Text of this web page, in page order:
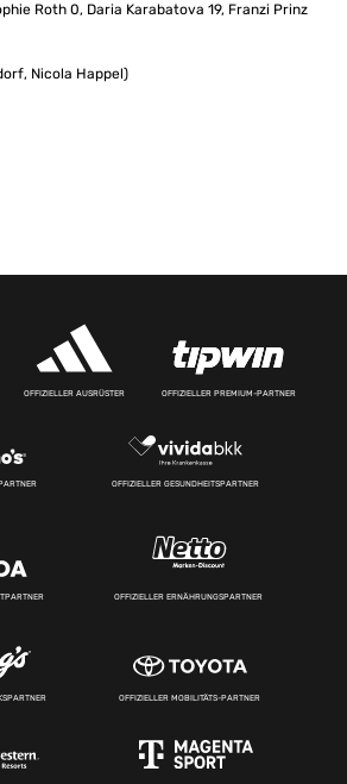
Roth 0, Daria Karabatova 19, Franzi Prinz
Nicola Happel)
OFFIZIELLER AUSRÜSTER OFFIZIELLER PREMIUM-PARTNER
OFFIZIELLER GESUNDHEITSPARTNER
OFFIZIELLER ERNÄHRUNGSPARTNER
OFFIZIELLER MOBILITÄTS-PARTNER